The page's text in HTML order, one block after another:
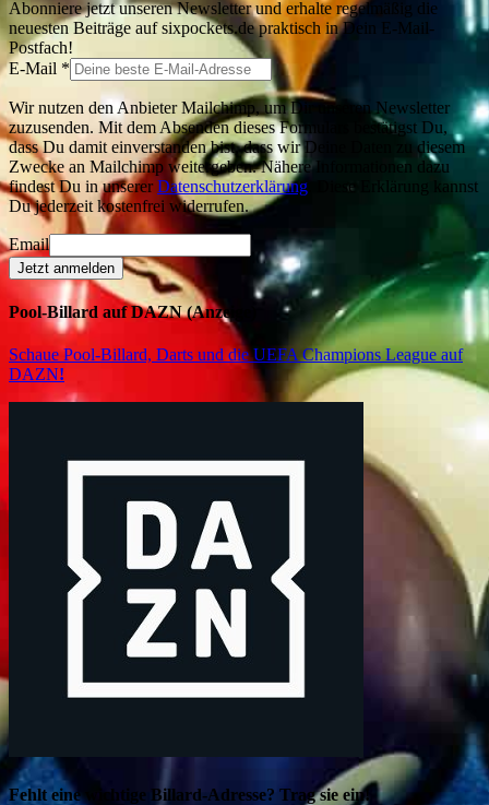
Abonniere jetzt unseren Newsletter und erhalte regelmäßig die
neuesten Beiträge auf sixpockets.de praktisch in Dein E-Mail-
Postfach!
E-Mail *
Wir nutzen den Anbieter Mailchimp, um Dir unseren Newsletter
zuzusenden. Mit dem Absenden dieses Formulars bestätigst Du,
dass Du damit einverstanden bist, dass wir Deine Daten zu diesem
Zwecke an Mailchimp weitergeben. Nähere Informationen dazu
findest Du in unsererDatenschutzerklärung . Diese Erklärung kannst
Du jederzeit kostenfrei widerrufen.
Email
Jetzt anmelden
Pool-Billard auf DAZN (Anzeige)
Schaue Pool-Billard, Darts und die UEFA Champions League auf
DAZN!
Fehlt eine wichtige Billard-Adresse? Trag sie ein!